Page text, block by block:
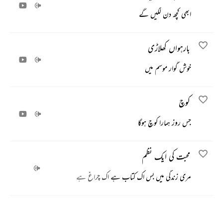
ابھی کچھ دن لگیں گے
بارہواں کھلاڑی
خوش گوار موسم میں
کوچ
جس روز ہمارا کوچ ہوگا
محبت کی ایک نظم
مری زندگی میں بس اک کتاب ہے اک چراغ ہے